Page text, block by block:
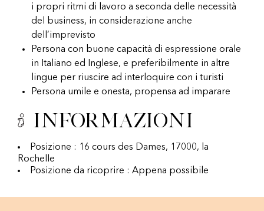
i propri ritmi di lavoro a seconda delle necessità
del business, in considerazione anche
dell’imprevisto
Persona con buone capacità di espressione orale
in Italiano ed Inglese, e preferibilmente in altre
lingue per riuscire ad interloquire con i turisti
Persona umile e onesta, propensa ad imparare
Informazioni
Posizione : 16 cours des Dames, 17000, la
Rochelle
Posizione da ricoprire : Appena possibile